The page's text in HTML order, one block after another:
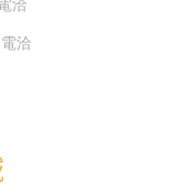
洽